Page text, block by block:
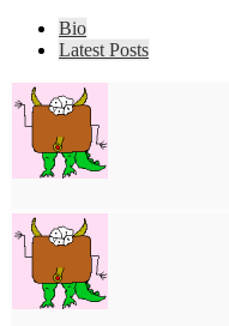
Bio
Latest Posts